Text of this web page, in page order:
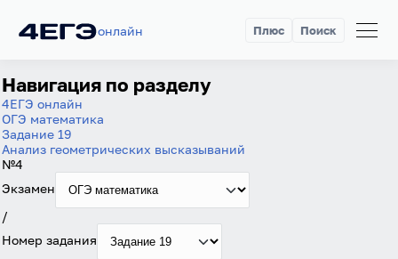
онлайн Плюс Поиск
Навигация по разделу
4ЕГЭ онлайн
ОГЭ математика
Задание 19
Анализ геометрических высказываний
№4
Экзамен
/
Номер задания